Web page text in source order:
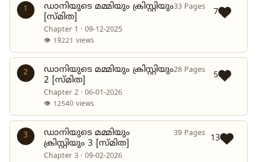
1
ഡാനിയുടെ മമ്മിയും ക്രിസ്റ്റിയും
[സ്മിത]
33 Pages
Chapter 1 · 09-12-2025
👁 19221 views
7
2
ഡാനിയുടെ മമ്മിയും ക്രിസ്റ്റിയും
2 [സ്മിത]
28 Pages
Chapter 2 · 06-01-2026
👁 12540 views
5
3
ഡാനിയുടെ മമ്മിയും
ക്രിസ്റ്റിയും 3 [സ്മിത]
39 Pages
Chapter 3 · 09-02-2026
13